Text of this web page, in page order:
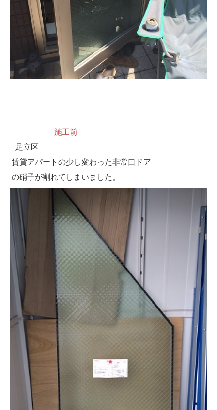
施工前
足立区
賃貸アパートの少し変わった非常口ドア
の硝子が割れてしまいました。